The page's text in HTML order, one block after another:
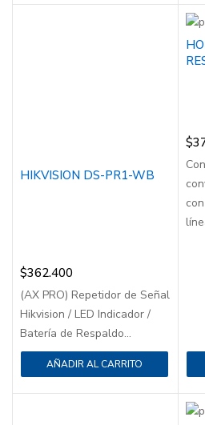
HIKVISION DS-PR1-WB
$362.400
(AX PRO) Repetidor de Señal
Hikvision / LED Indicador /
Batería de Respaldo...
AÑADIR AL CARRITO
$